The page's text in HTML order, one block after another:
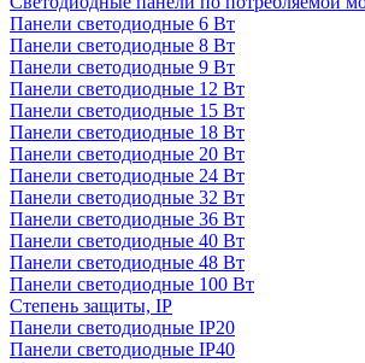
Панели светодиодные 6 Вт
Панели светодиодные 8 Вт
Панели светодиодные 9 Вт
Панели светодиодные 12 Вт
Панели светодиодные 15 Вт
Панели светодиодные 18 Вт
Панели светодиодные 20 Вт
Панели светодиодные 24 Вт
Панели светодиодные 32 Вт
Панели светодиодные 36 Вт
Панели светодиодные 40 Вт
Панели светодиодные 48 Вт
Панели светодиодные 100 Вт
Степень защиты, IP
Панели светодиодные IP20
Панели светодиодные IP40